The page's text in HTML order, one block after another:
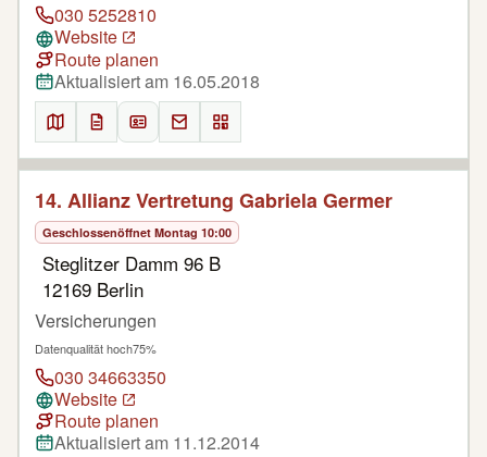
030 5252810
Website
Route planen
Aktualisiert am 16.05.2018
14. Allianz Vertretung Gabriela Germer
Geschlossenöffnet Montag 10:00
Steglitzer Damm 96 B
12169 Berlin
Versicherungen
Datenqualität hoch75%
030 34663350
Website
Route planen
Aktualisiert am 11.12.2014